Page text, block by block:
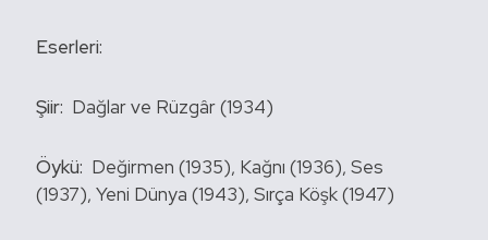
Eserleri:
Şiir: Dağlar ve Rüzgâr (1934)
Öykü: Değirmen (1935), Kağnı (1936), Ses
(1937), Yeni Dünya (1943), Sırça Köşk (1947)